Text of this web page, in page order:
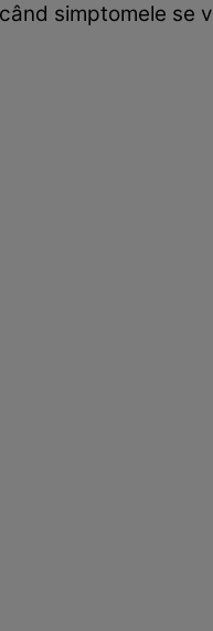
simptomele se